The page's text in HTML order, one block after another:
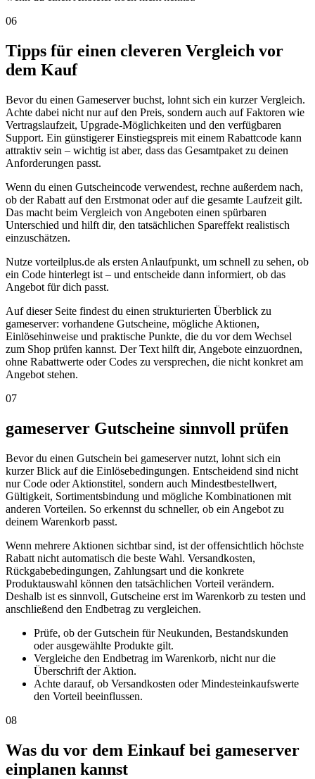
06
Tipps für einen cleveren Vergleich vor
dem Kauf
Bevor du einen Gameserver buchst, lohnt sich ein kurzer Vergleich.
Achte dabei nicht nur auf den Preis, sondern auch auf Faktoren wie
Vertragslaufzeit, Upgrade-Möglichkeiten und den verfügbaren
Support. Ein günstigerer Einstiegspreis mit einem Rabattcode kann
attraktiv sein – wichtig ist aber, dass das Gesamtpaket zu deinen
Anforderungen passt.
Wenn du einen Gutscheincode verwendest, rechne außerdem nach,
ob der Rabatt auf den Erstmonat oder auf die gesamte Laufzeit gilt.
Das macht beim Vergleich von Angeboten einen spürbaren
Unterschied und hilft dir, den tatsächlichen Spareffekt realistisch
einzuschätzen.
Nutze vorteilplus.de als ersten Anlaufpunkt, um schnell zu sehen, ob
ein Code hinterlegt ist – und entscheide dann informiert, ob das
Angebot für dich passt.
Auf dieser Seite findest du einen strukturierten Überblick zu
gameserver: vorhandene Gutscheine, mögliche Aktionen,
Einlösehinweise und praktische Punkte, die du vor dem Wechsel
zum Shop prüfen kannst. Der Text hilft dir, Angebote einzuordnen,
ohne Rabattwerte oder Codes zu versprechen, die nicht konkret am
Angebot stehen.
07
gameserver Gutscheine sinnvoll prüfen
Bevor du einen Gutschein bei gameserver nutzt, lohnt sich ein
kurzer Blick auf die Einlösebedingungen. Entscheidend sind nicht
nur Code oder Aktionstitel, sondern auch Mindestbestellwert,
Gültigkeit, Sortimentsbindung und mögliche Kombinationen mit
anderen Vorteilen. So erkennst du schneller, ob ein Angebot zu
deinem Warenkorb passt.
Wenn mehrere Aktionen sichtbar sind, ist der offensichtlich höchste
Rabatt nicht automatisch die beste Wahl. Versandkosten,
Rückgabebedingungen, Zahlungsart und die konkrete
Produktauswahl können den tatsächlichen Vorteil verändern.
Deshalb ist es sinnvoll, Gutscheine erst im Warenkorb zu testen und
anschließend den Endbetrag zu vergleichen.
Prüfe, ob der Gutschein für Neukunden, Bestandskunden
oder ausgewählte Produkte gilt.
Vergleiche den Endbetrag im Warenkorb, nicht nur die
Überschrift der Aktion.
Achte darauf, ob Versandkosten oder Mindesteinkaufswerte
den Vorteil beeinflussen.
08
Was du vor dem Einkauf bei gameserver
einplanen kannst